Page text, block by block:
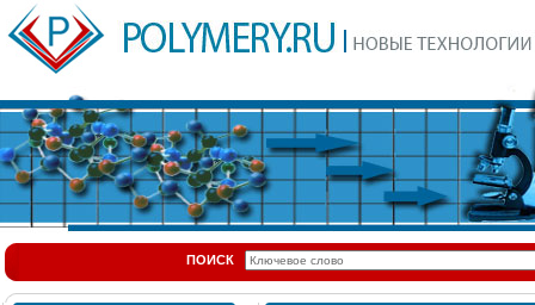
ПОИСК